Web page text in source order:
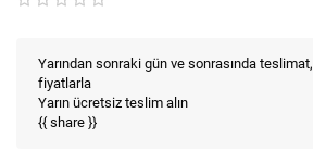
Yarından sonraki gün ve sonrasında teslimat,
fiyatlarla
Yarın ücretsiz teslim alın
{{ share }}